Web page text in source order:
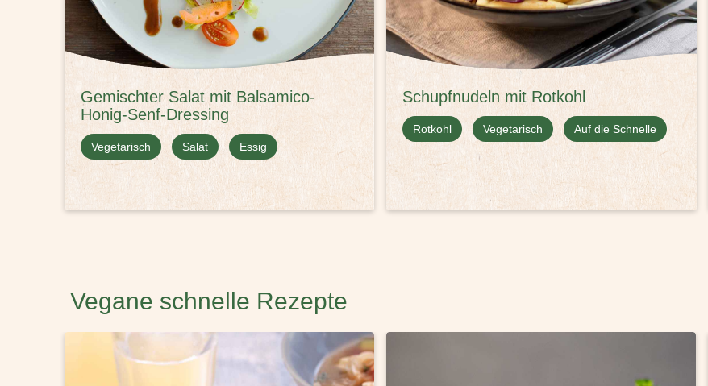
Gemischter Salat mit Balsamico-
Honig-Senf-Dressing
Vegetarisch Salat Essig
Schupfnudeln mit Rotkohl
Rotkohl Vegetarisch Auf die Schnelle
Vegane schnelle Rezepte